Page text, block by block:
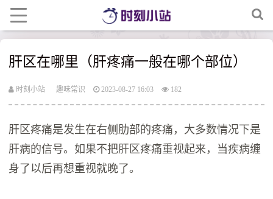
肝区在哪里（肝疼痛一般在哪个部位）
时刻小站 趣味常识 2023-08-27 16:03 182
肝区疼痛是发生在右侧肋部的疼痛，大多数情况下是
肝病的信号。如果不把肝区疼痛重视起来，当疾病缠
身了以后再想重视就晚了。